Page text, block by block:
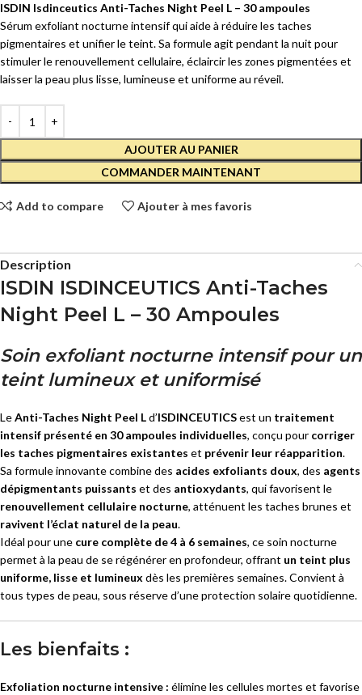
ISDIN Isdinceutics Anti-Taches Night Peel L – 30 ampoules
Sérum exfoliant nocturne intensif qui aide à réduire les taches
pigmentaires et unifier le teint. Sa formule agit pendant la nuit pour
stimuler le renouvellement cellulaire, éclaircir les zones pigmentées et
laisser la peau plus lisse, lumineuse et uniforme au réveil.
AJOUTER AU PANIER
COMMANDER MAINTENANT
Add to compare Ajouter à mes favoris
Description
ISDIN ISDINCEUTICS Anti-Taches
Night Peel L – 30 Ampoules
Soin exfoliant nocturne intensif pour un
teint lumineux et uniformisé
LeAnti-Taches Night Peel Ld’ISDINCEUTICSest un traitement
intensif présenté en 30 ampoules individuelles, conçu pour corriger
les taches pigmentaires existantes et prévenir leur réapparition.
Sa formule innovante combine des acides exfoliants doux, des agents
dépigmentants puissants et des antioxydants, qui favorisent le
renouvellement cellulaire nocturne, atténuent les taches brunes et
ravivent l’éclat naturel de la peau.
Idéal pour une cure complète de 4 à 6 semaines, ce soin nocturne
permet à la peau de se régénérer en profondeur, offrant un teint plus
uniforme, lisse et lumineux dès les premières semaines. Convient à
tous types de peau, sous réserve d’une protection solaire quotidienne.
Les bienfaits :
Exfoliation nocturne intensive : élimine les cellules mortes et favorise